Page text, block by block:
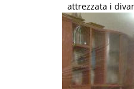
attrezzata i